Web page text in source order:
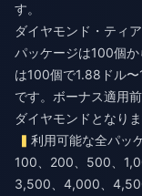
す。
ダイヤモンド・ティ
パッケージは100個
は100個で1.88ドル
です。ボーナス適用
ダイヤモンドとなりま
利用可能な全パッ
100、200、500、
3,500、4,000、